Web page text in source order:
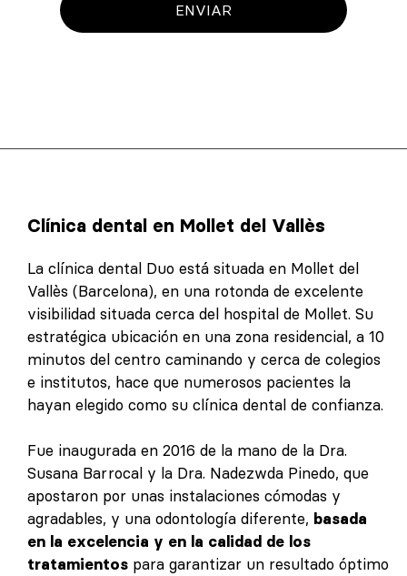
ENVIAR
Clínica dental en Mollet del Vallès
La clínica dental Duo está situada en Mollet del
Vallès (Barcelona), en una rotonda de excelente
visibilidad situada cerca del hospital de Mollet. Su
estratégica ubicación en una zona residencial, a 10
minutos del centro caminando y cerca de colegios
e institutos, hace que numerosos pacientes la
hayan elegido como su clínica dental de confianza.
Fue inaugurada en 2016 de la mano de la Dra.
Susana Barrocal y la Dra. Nadezwda Pinedo, que
apostaron por unas instalaciones cómodas y
agradables, y una odontología diferente, basada
en la excelencia y en la calidad de los
tratamientos para garantizar un resultado óptimo